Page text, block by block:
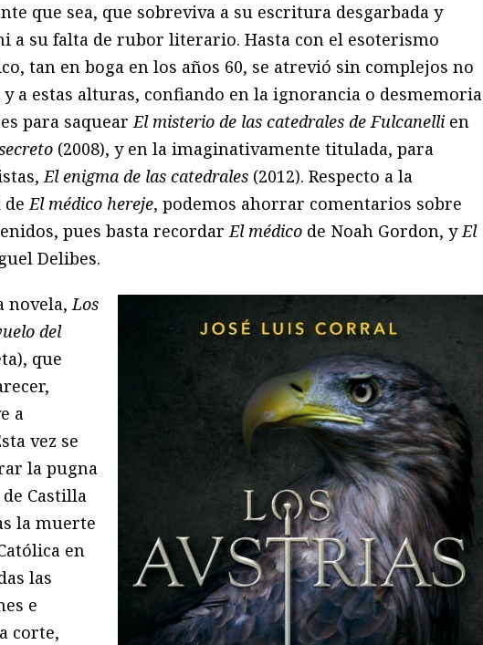
que sea, que sobreviva a su escritura desgarbada y
a su falta de rubor literario. Hasta con el esoterismo
tan en boga en los años 60, se atrevió sin complejos no
a estas alturas, confiando en la ignorancia o desmemoria
para saquearEl misterio de las catedrales de Fulcanelli en
(2008), y en la imaginativamente titulada, para
El enigma de las catedrales (2012). Respecto a la
deEl médico hereje, podemos ahorrar comentarios sobre
pues basta recordarEl médico de Noah Gordon, yEl
Delibes.
novela,Los
del
que
a
vez se
la pugna
Castilla
la muerte
en
las
e
corte,